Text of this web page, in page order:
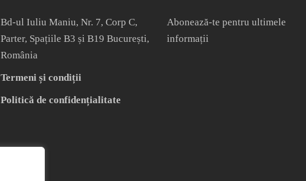
Bd-ul Iuliu Maniu, Nr. 7, Corp C,
Parter, Spațiile B3 și B19 București,
România
Termeni și condiții
Politică de confidențialitate
Abonează-te pentru ultimele
informații